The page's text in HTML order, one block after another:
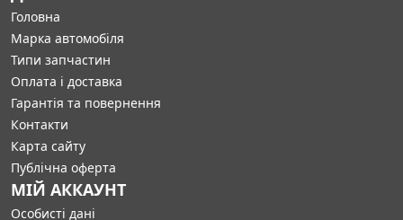
Головна
Марка автомобіля
Типи запчастин
Оплата і доставка
Гарантія та повернення
Контакти
Карта сайту
Публічна оферта
МІЙ АККАУНТ
Особисті дані